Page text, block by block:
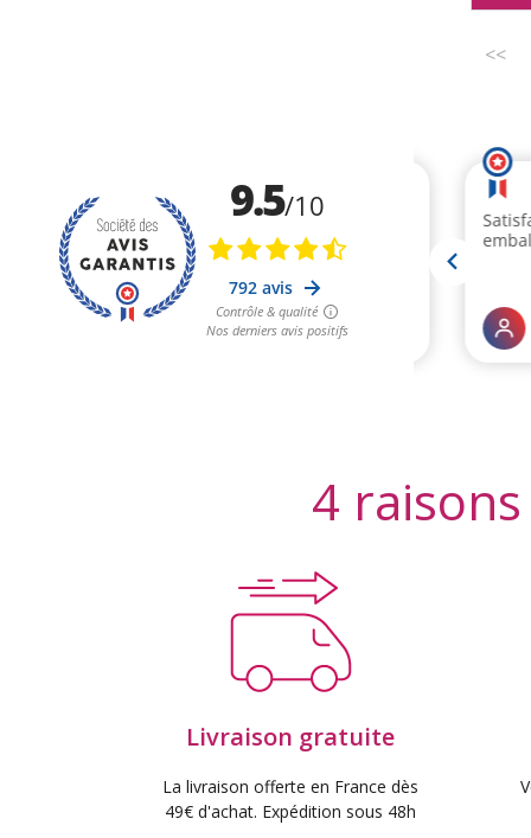
<<
4
Livraison gratuite
La livraison offerte en France dès
49€ d'achat. Expédition sous 48h